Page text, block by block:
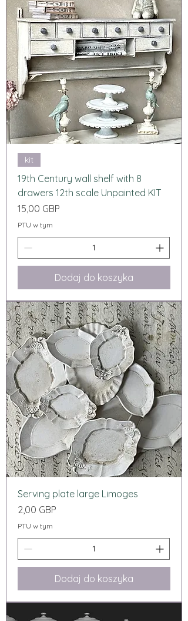
kit
19th Century wall shelf with 8
drawers 12th scale Unpainted KIT
Cena
15,00 GBP
PTU w tym
Dodaj do koszyka
Serving plate large Limoges
Cena
2,00 GBP
PTU w tym
Dodaj do koszyka